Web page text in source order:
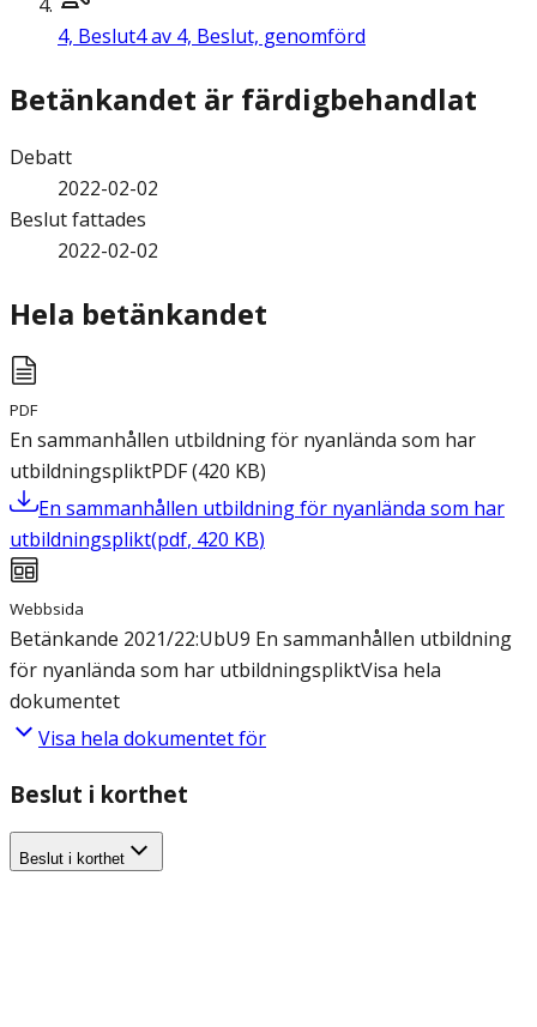
4, Beslut4 av 4, Beslut, genomförd
Betänkandet är färdigbehandlat
Debatt
2022-02-02
Beslut fattades
2022-02-02
Hela betänkandet
PDF
En sammanhållen utbildning för nyanlända som har
utbildningspliktPDF(420 KB)
En sammanhållen utbildning för nyanlända som har
utbildningsplikt(pdf, 420 KB)
Webbsida
Betänkande 2021/22:UbU9 En sammanhållen utbildning
för nyanlända som har utbildningspliktVisa hela
dokumentet
Visa hela dokumentet för
Beslut i korthet
Beslut i korthet